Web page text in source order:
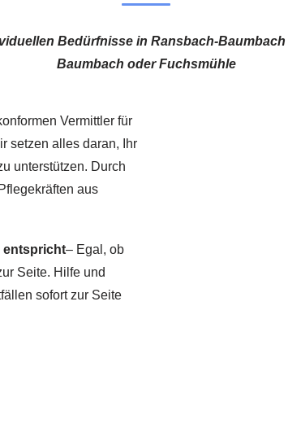
Bedürfnisse in Ransbach-
Baumbach oder Fuchsmühle
Vermittler für
setzen alles daran, Ihr
unterstützen. Durch
aus
entspricht– Egal, ob
Seite. Hilfe und
sofort zur Seite